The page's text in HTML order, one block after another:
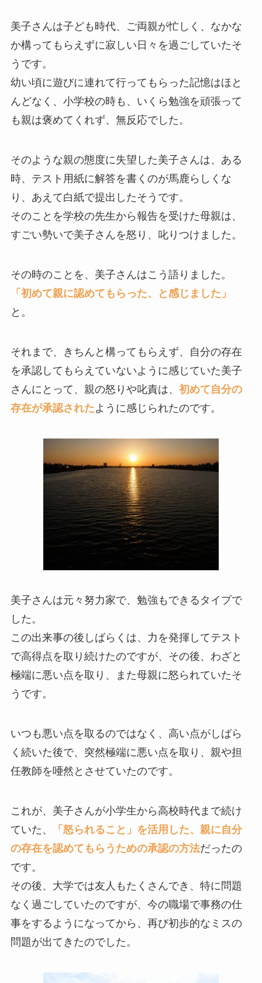
美子さんは子ども時代、ご両親が忙しく、なかな
か構ってもらえずに寂しい日々を過ごしていたそ
うです。
幼い頃に遊びに連れて行ってもらった記憶はほと
んどなく、小学校の時も、いくら勉強を頑張って
も親は褒めてくれず、無反応でした。
そのような親の態度に失望した美子さんは、ある
時、テスト用紙に解答を書くのが馬鹿らしくな
り、あえて白紙で提出したそうです。
そのことを学校の先生から報告を受けた母親は、
すごい勢いで美子さんを怒り、叱りつけました。
その時のことを、美子さんはこう語りました。
「初めて親に認めてもらった、と感じました」
と。
それまで、きちんと構ってもらえず、自分の存在
を承認してもらえていないように感じていた美子
さんにとって、親の怒りや叱責は、 初めて自分の
存在が承認されたように感じられたのです。
美子さんは元々努力家で、勉強もできるタイプで
した。
この出来事の後しばらくは、力を発揮してテスト
で高得点を取り続けたのですが、その後、わざと
極端に悪い点を取り、また母親に怒られていたそ
うです。
いつも悪い点を取るのではなく、高い点がしばら
く続いた後で、突然極端に悪い点を取り、親や担
任教師を唖然とさせていたのです。
これが、美子さんが小学生から高校時代まで続け
ていた、
「怒られること」を活用した、親に自分
の存在を認めてもらうための承認の方法だったの
です。
その後、大学では友人もたくさんでき、特に問題
なく過ごしていたのですが、今の職場で事務の仕
事をするようになってから、再び初歩的なミスの
問題が出てきたのでした。